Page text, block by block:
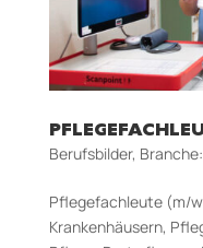
Berufsbilder,
Pflegefachleute (m/
Krankenhäusern,